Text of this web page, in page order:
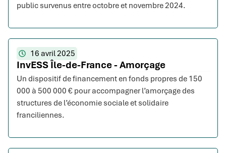
public survenus entre octobre et novembre 2024.
16 avril 2025
InvESS Île-de-France - Amorçage
Un dispositif de financement en fonds propres de 150
000 à 500 000 € pour accompagner l’amorçage des
structures de l’économie sociale et solidaire
franciliennes.